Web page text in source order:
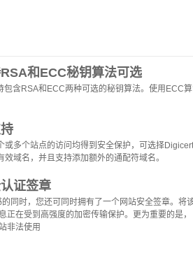
和ECC秘钥算法可选
包含RSA和ECC两种可选的秘钥算法。使用
或多个站点的访问均得到安全保护，可选择
域名，并且支持添加额外的通配符域名。
证签章
同时，您还可同时拥有了一个网站安全签章。
正在受到高强度的加密传输保护。更为重要的
非法使用